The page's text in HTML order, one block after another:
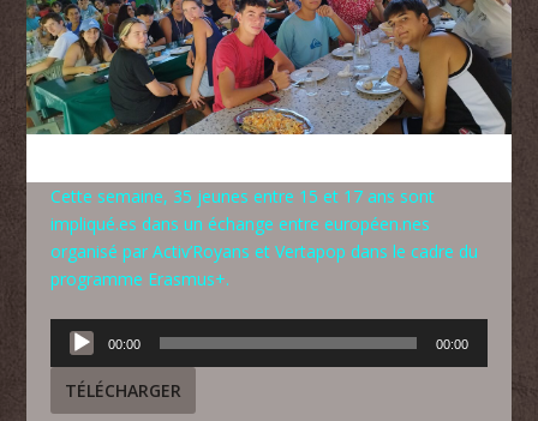
Cette semaine, 35 jeunes entre 15 et 17 ans sont
impliqué.es dans un échange entre européen.nes
organisé par Activ’Royans et Vertapop dans le cadre du
programme Erasmus+.
Lecteur
audio
00:00 00:00
TÉLÉCHARGER